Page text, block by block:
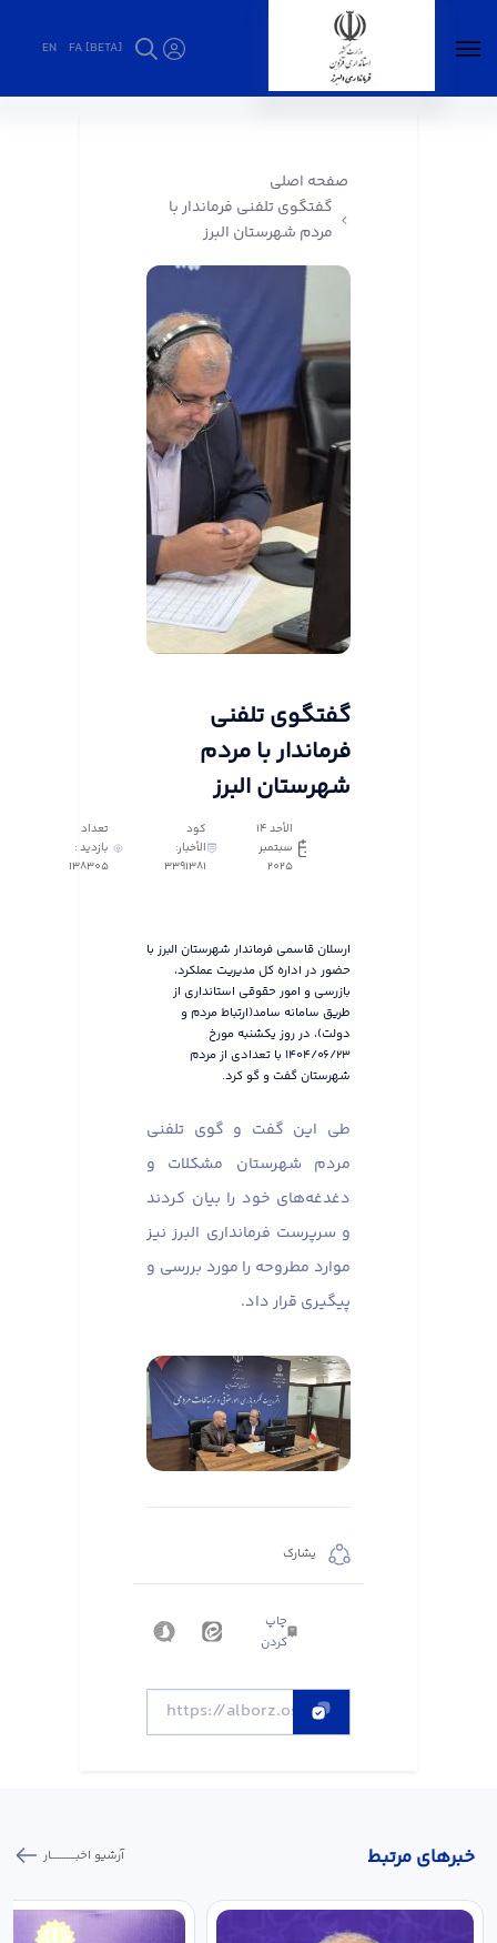
FA [BETA]
EN
صفحه اصلی
گفتگوی تلفنی فرماندار با
مردم شهرستان البرز
گفتگوی تلفنی
فرماندار با مردم
شهرستان البرز
الأحد ١٤
سبتمبر
٢٠٢٥
كود
الأخبار:
3391381
تعداد
بازدید :
138305
ارسلان قاسمی فرماندار شهرستان البرز با
حضور در اداره کل مدیریت عملکرد،
بازرسی و امور حقوقی استانداری از
طریق سامانه سامد(ارتباط مردم و
دولت)، در روز یکشنبه مورخ
۱۴۰۴/۰۶/۲۳ با تعدادی از مردم
شهرستان گفت و گو کرد.
طی این گفت و گوی تلفنی
مردم شهرستان مشکلات و
دغدغه‌های خود را بیان کردند
و سرپرست فرمانداری البرز نیز
موارد مطروحه را مورد بررسی و
پیگیری قرار داد.
يشارك
چاپ
کردن
خبر‌های مرتبط آرشیو اخبـــــــــــار